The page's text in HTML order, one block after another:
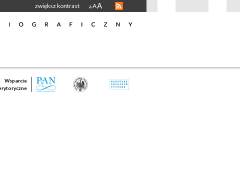
zwiększ kontrast A AA
Wsparcie